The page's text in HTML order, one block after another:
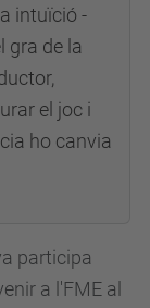
intuïció -
gra de la
el joc i
ho canvia
participa
a l'FME al